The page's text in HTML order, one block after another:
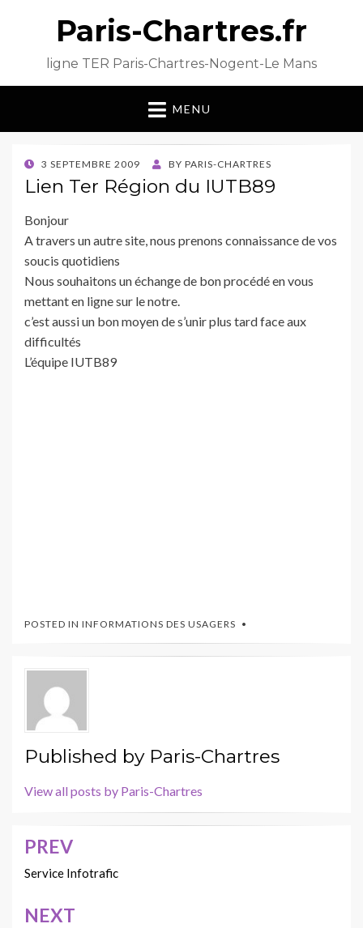
Paris-Chartres.fr
ligne TER Paris-Chartres-Nogent-Le Mans
MENU
POSTED
ON
3 SEPTEMBRE 2009 BY PARIS-CHARTRES
Lien Ter Région du IUTB89
Bonjour
A travers un autre site, nous prenons connaissance de vos
soucis quotidiens
Nous souhaitons un échange de bon procédé en vous
mettant en ligne sur le notre.
c’est aussi un bon moyen de s’unir plus tard face aux
difficultés
L’équipe IUTB89
POSTED IN INFORMATIONS DES USAGERS
Published by Paris-Chartres
View all posts by Paris-Chartres
Navigation
de
l’article
PREV
Service Infotrafic
NEXT